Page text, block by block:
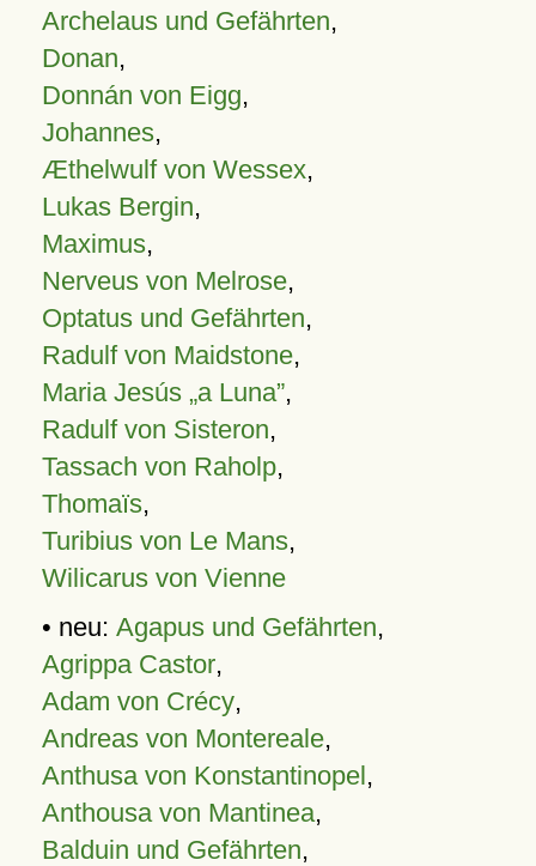
Archelaus und Gefährten,
Donan,
Donnán von Eigg,
Johannes,
Æthelwulf von Wessex,
Lukas Bergin,
Maximus,
Nerveus von Melrose,
Optatus und Gefährten,
Radulf von Maidstone,
Maria Jesús „a Luna”,
Radulf von Sisteron,
Tassach von Raholp,
Thomaïs,
Turibius von Le Mans,
Wilicarus von Vienne
• neu: Agapus und Gefährten,
Agrippa Castor,
Adam von Crécy,
Andreas von Montereale,
Anthusa von Konstantinopel,
Anthousa von Mantinea,
Balduin und Gefährten,